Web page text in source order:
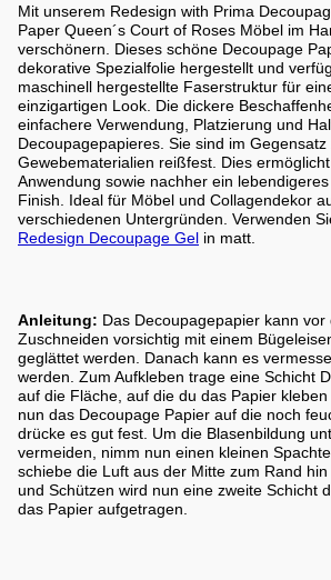
Mit unserem Redesign with Prima
Paper Queen´s Court of Roses Möbel im
verschönern. Dieses schöne Decoupage
dekorative Spezialfolie hergestellt und
maschinell hergestellte Faserstruktur für
einzigartigen Look. Die dickere
einfachere Verwendung, Platzierung und
Decoupagepapieres. Sie sind im
Gewebematerialien reißfest. Dies
Anwendung sowie nachher ein
Finish. Ideal für Möbel und Collagendekor
verschiedenen Untergründen. Verwenden
Redesign Decoupage Gel in matt.
Anleitung: Das Decoupagepapier kann vor
Zuschneiden vorsichtig mit einem
geglättet werden. Danach kann es
werden. Zum Aufkleben trage eine Schicht
auf die Fläche, auf die du das Papier
nun das Decoupage Papier auf die noch
drücke es gut fest. Um die Blasenbildung
vermeiden, nimm nun einen kleinen
schiebe die Luft aus der Mitte zum Rand
und Schützen wird nun eine zweite Schicht
das Papier aufgetragen.